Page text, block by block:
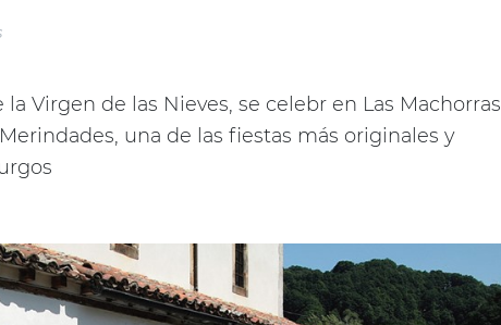
Virgen de las Nieves, se celebr en Las Machorras,
una de las fiestas más originales y